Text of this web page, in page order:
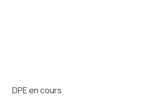
DPE en cours